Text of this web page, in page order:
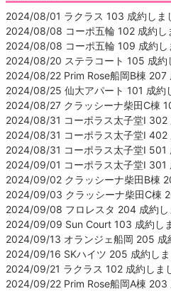
2024/08/01 ラクラス 103 成約しま
2024/08/08 コーポ五輪 102 成約し
2024/08/08 コーポ五輪 109 成約し
2024/08/20 ステラコート 105 成約
2024/08/22 Prim Rose船岡B棟 207
2024/08/25 仙大アパート 101 成約
2024/08/27 クラッシーナ柴田C棟
2024/08/31 コーポラス太子堂Ⅰ 302
2024/08/31 コーポラス太子堂Ⅰ 402
2024/08/31 コーポラス太子堂Ⅰ 501
2024/09/01 コーポラス太子堂Ⅰ 301
2024/09/02 クラッシーナ柴田B棟
2024/09/03 クラッシーナ柴田C棟
2024/09/08 フロレスタ 204 成約し
2024/09/09 Sun Court 103 成約し
2024/09/13 オランジェ船岡 205 成
2024/09/16 SKハイツ 205 成約しま
2024/09/21 ラクラス 102 成約しま
2024/09/22 Prim Rose船岡A棟 203